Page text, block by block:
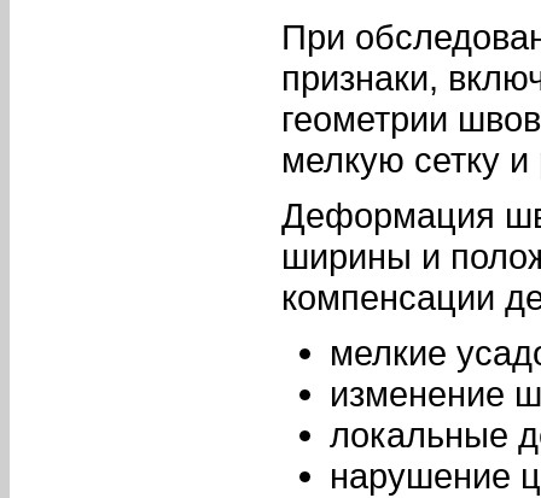
При
признаки,
геометрии
мелкую сетку
Деформация
ширины и
компенсации
мелкие
изменение
локальные
нарушение